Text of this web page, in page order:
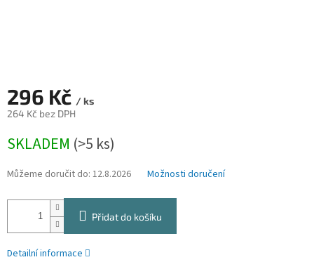
296 Kč / ks
264 Kč bez DPH
cena:
SKLADEM (>5 ks)
Můžeme doručit do: 12.8.2026 Možnosti doručení
Přidat do košíku
Detailní informace